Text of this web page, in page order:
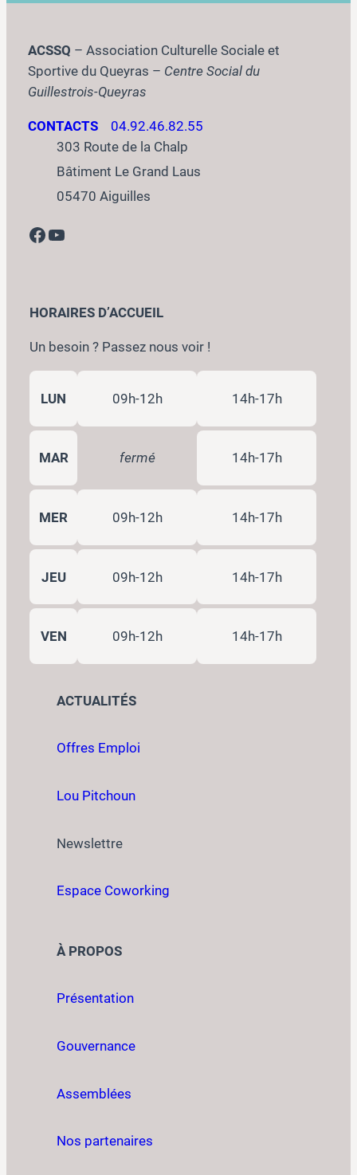
ACSSQ – Association Culturelle Sociale et
Sportive du Queyras – Centre Social du
Guillestrois-Queyras
CONTACTS
04.92.46.82.55
303 Route de la Chalp
Bâtiment Le Grand Laus
05470 Aiguilles
Facebook YouTube
HORAIRES D’ACCUEIL
Un besoin ? Passez nous voir !
LUN 09h-12h 14h-17h
MAR fermé 14h-17h
MER 09h-12h 14h-17h
JEU 09h-12h 14h-17h
VEN 09h-12h 14h-17h
ACTUALITÉS
Offres Emploi
Lou Pitchoun
Newslettre
Espace Coworking
À PROPOS
Présentation
Gouvernance
Assemblées
Nos partenaires